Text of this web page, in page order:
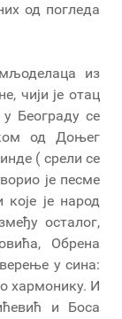
од погледа
из
чији је отац
Београду се
од Доњег
( срели се
је песме
које је народ
осталог,
Обрена
у сина:
хармонику. И
и Боса